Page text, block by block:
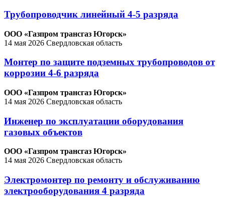
Трубопроводчик линейный 4-5 разряда
ООО «Газпром трансгаз Югорск»
14 мая 2026 Свердловская область
Монтер по защите подземных трубопроводов от
коррозии 4-6 разряда
ООО «Газпром трансгаз Югорск»
14 мая 2026 Свердловская область
Инженер по эксплуатации оборудования
газовых объектов
ООО «Газпром трансгаз Югорск»
14 мая 2026 Свердловская область
Электромонтер по ремонту и обслуживанию
электрооборудования 4 разряда